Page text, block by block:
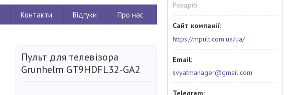
Контакти Відгуки Про нас
Пульт для телевізора
Grunhelm GT9HDFL32-GA2
Роздріб
https://mpult.com.ua/ua/
svyatmanager@gmail.com